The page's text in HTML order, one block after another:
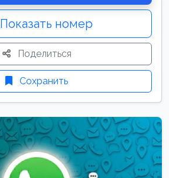
Показать номер
Поделиться
Сохранить